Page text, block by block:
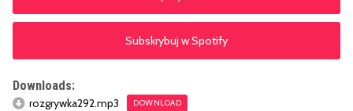
Subskrybuj w Spotify
Downloads:
rozgrywka292.mp3 DOWNLOAD